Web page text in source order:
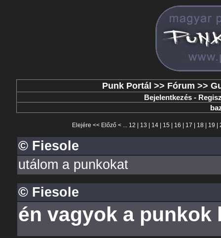
Punk Portál >> Fórum >>
Bejelentkezés -
Elejére << Előző< ... 12 13 14| 15 16 17 18| 19
© Fiesole
utálom a punkokat
© Fiesole
én vagyok a punkok